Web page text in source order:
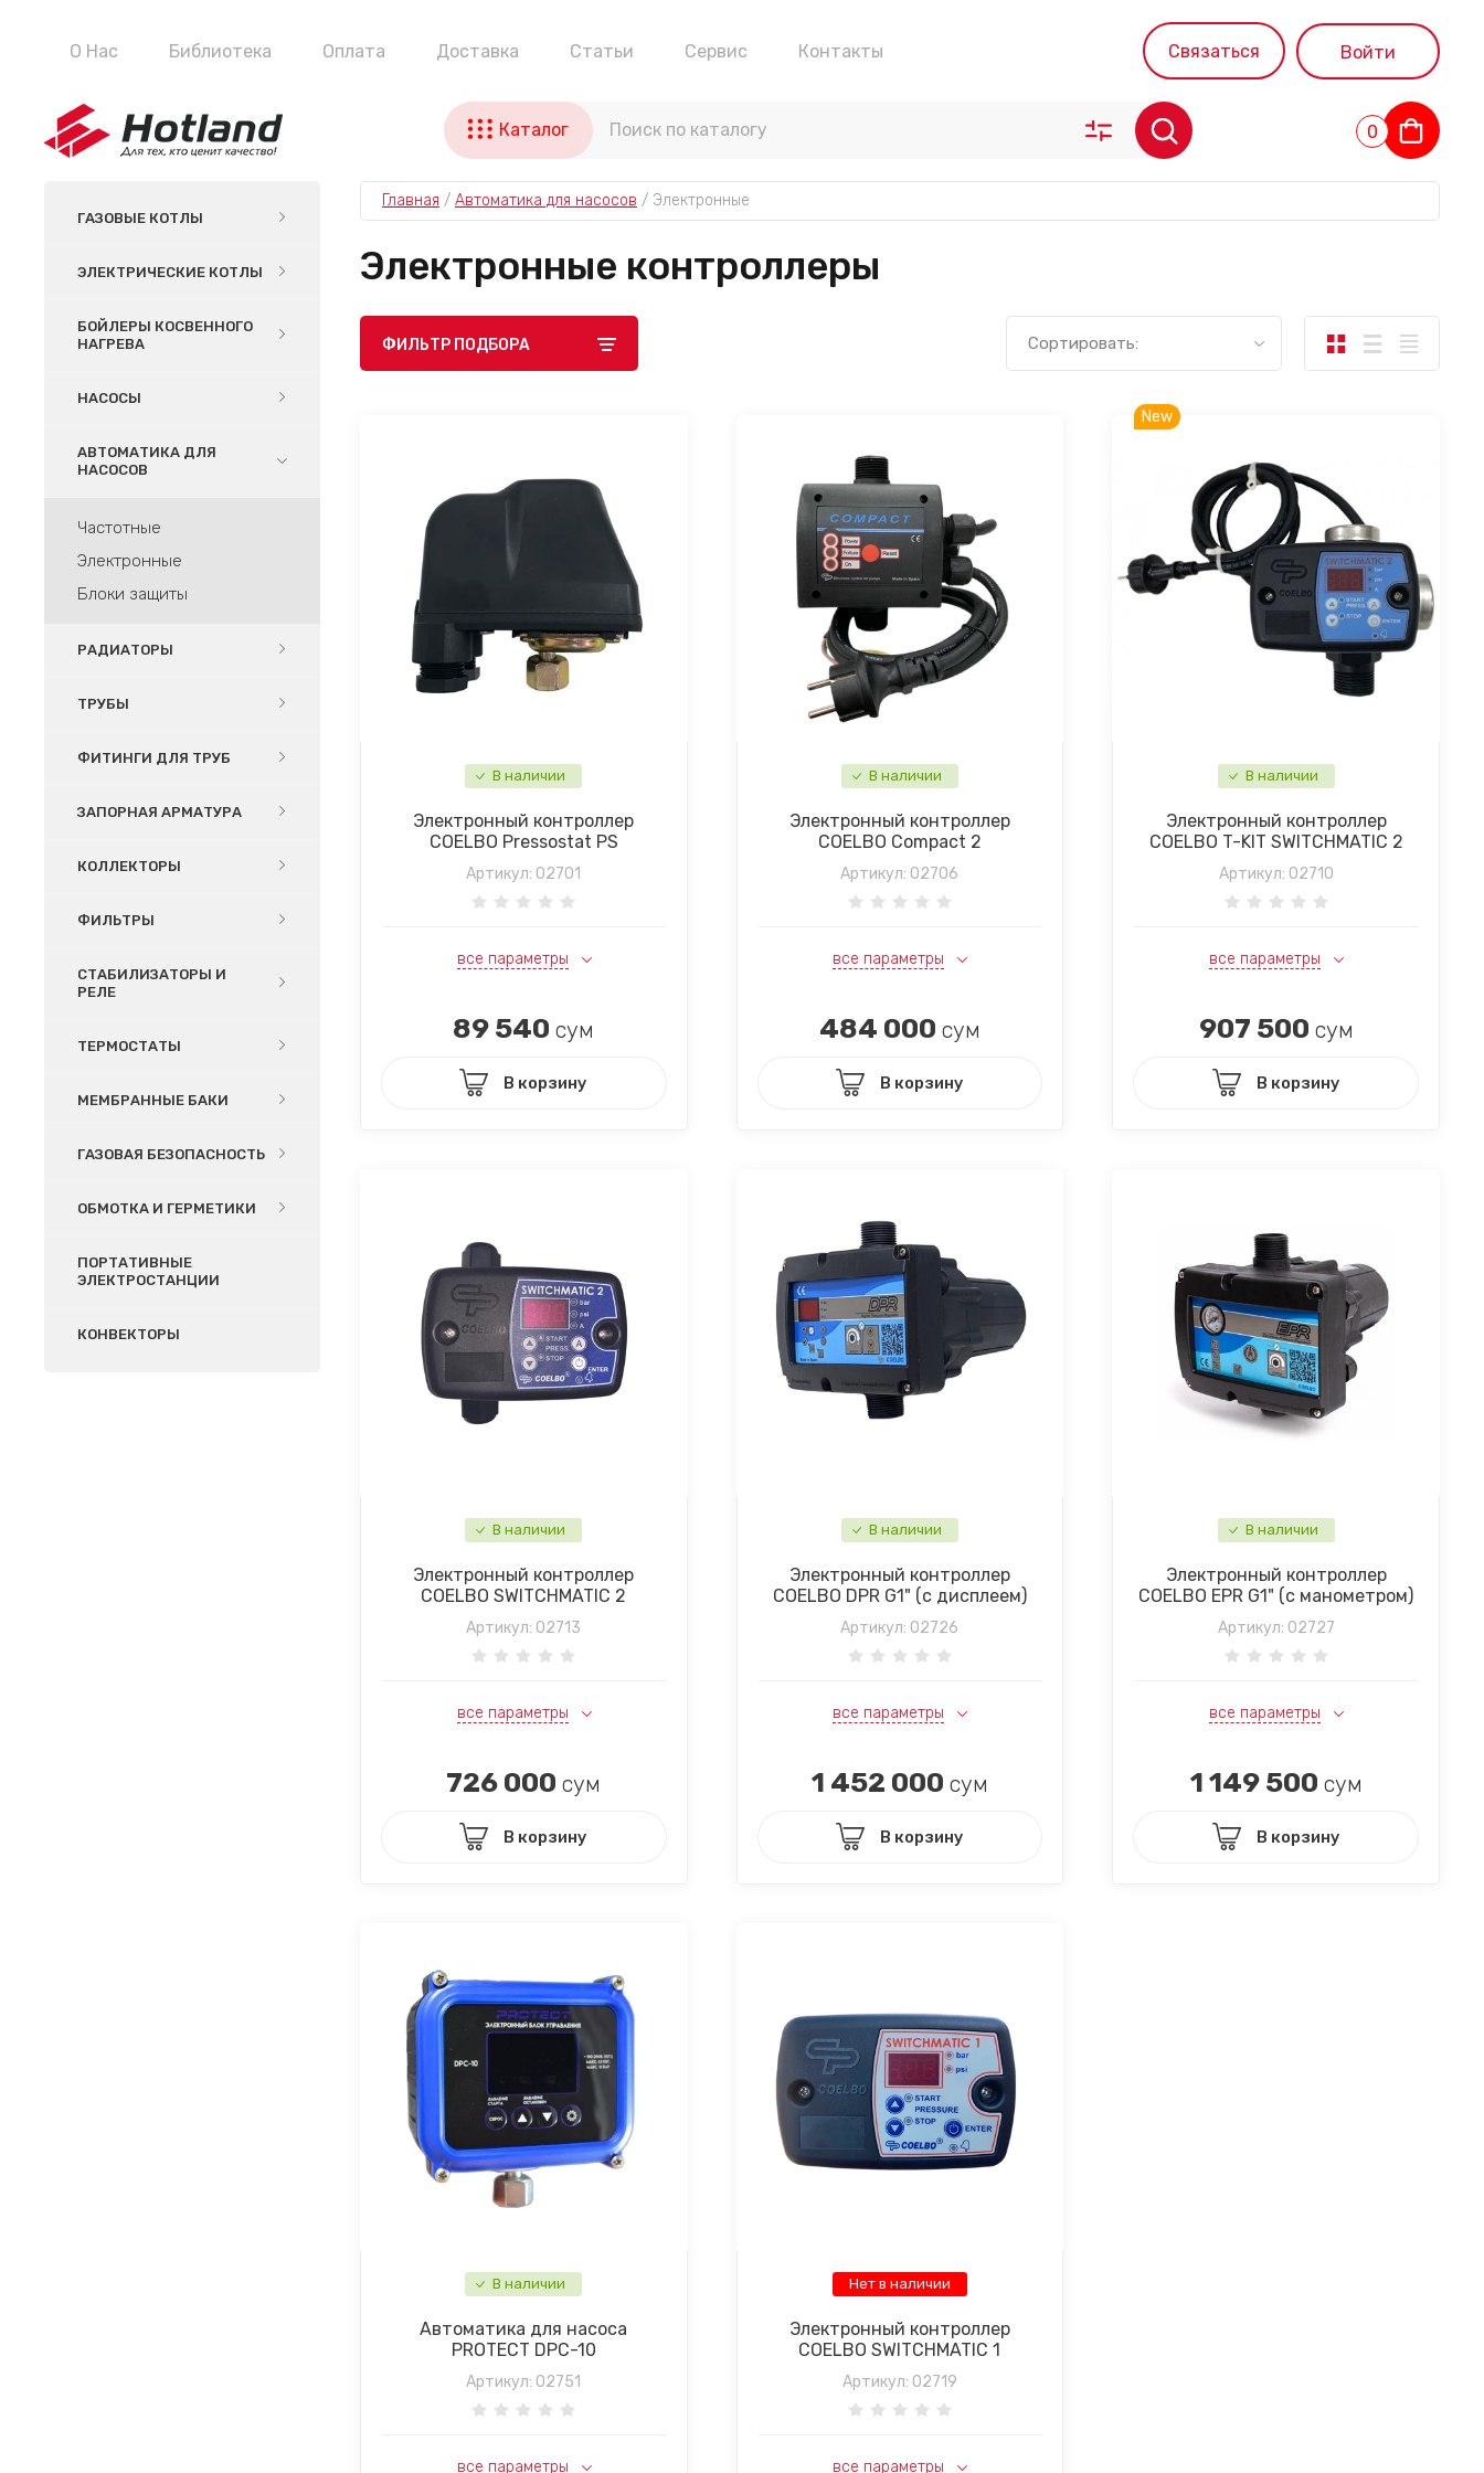
О Нас Библиотека Оплата Доставка Статьи Сервис Контакты Связаться Войти
Каталог 0
ГАЗОВЫЕ КОТЛЫ
ЭЛЕКТРИЧЕСКИЕ КОТЛЫ
БОЙЛЕРЫ КОСВЕННОГО
НАГРЕВА
НАСОСЫ
АВТОМАТИКА ДЛЯ
НАСОСОВ
Частотные
Электронные
Блоки защиты
РАДИАТОРЫ
ТРУБЫ
ФИТИНГИ ДЛЯ ТРУБ
ЗАПОРНАЯ АРМАТУРА
КОЛЛЕКТОРЫ
ФИЛЬТРЫ
СТАБИЛИЗАТОРЫ И
РЕЛЕ
ТЕРМОСТАТЫ
МЕМБРАННЫЕ БАКИ
ГАЗОВАЯ БЕЗОПАСНОСТЬ
ОБМОТКА И ГЕРМЕТИКИ
ПОРТАТИВНЫЕ
ЭЛЕКТРОСТАНЦИИ
КОНВЕКТОРЫ
Главная / Автоматика для насосов / Электронные
Электронные контроллеры
ФИЛЬТР ПОДБОРА Сортировать:
В наличии
Электронный контроллер
COELBO Pressostat PS
Артикул: 02701
все параметры
89 540 сум
В корзину
В наличии
Электронный контроллер
COELBO Compact 2
Артикул: 02706
все параметры
484 000 сум
В корзину
New
В наличии
Электронный контроллер
COELBO T-KIT SWITCHMATIC 2
Артикул: 02710
все параметры
907 500 сум
В корзину
В наличии
Электронный контроллер
COELBO SWITCHMATIC 2
Артикул: 02713
все параметры
726 000 сум
В корзину
В наличии
Электронный контроллер
COELBO DPR G1" (с дисплеем)
Артикул: 02726
все параметры
1 452 000 сум
В корзину
В наличии
Электронный контроллер
COELBO EPR G1" (с манометром)
Артикул: 02727
все параметры
1 149 500 сум
В корзину
В наличии
Автоматика для насоса
PROTECT DPC-10
Артикул: 02751
все параметры
Нет в наличии
Электронный контроллер
COELBO SWITCHMATIC 1
Артикул: 02719
все параметры